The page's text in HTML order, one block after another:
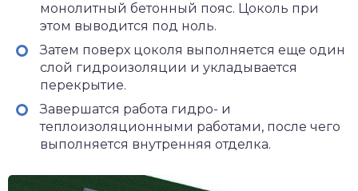
монолитный бетонный пояс. Цоколь при
этом выводится под ноль.
Затем поверх цоколя выполняется еще один
слой гидроизоляции и укладывается
перекрытие.
Завершатся работа гидро- и
теплоизоляционными работами, после чего
выполняется внутренняя отделка.